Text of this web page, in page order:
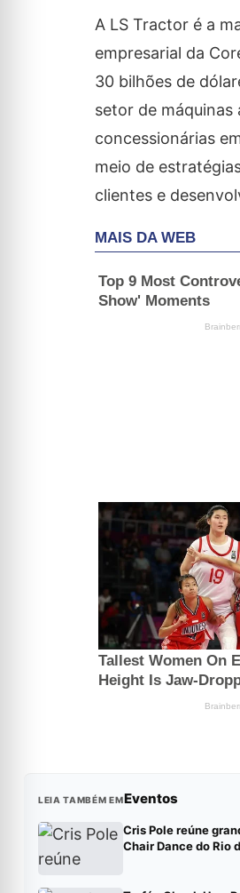
A LS Tractor é a
empresarial da
30 bilhões de
setor de
concessionárias
meio de
clientes e
LEIA TAMBÉM EMEventos
Cris Pole reúne
Chair Dance do Rio